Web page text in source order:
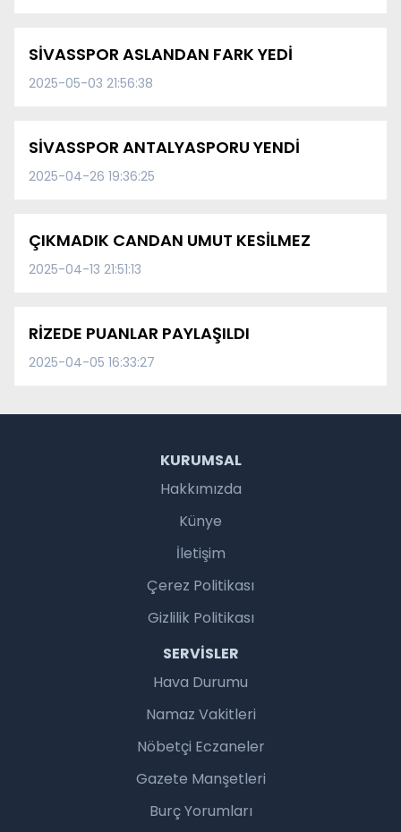
SİVASSPOR ASLANDAN FARK YEDİ
2025-05-03 21:56:38
SİVASSPOR ANTALYASPORU YENDİ
2025-04-26 19:36:25
ÇIKMADIK CANDAN UMUT KESİLMEZ
2025-04-13 21:51:13
RİZEDE PUANLAR PAYLAŞILDI
2025-04-05 16:33:27
KURUMSAL
Hakkımızda
Künye
İletişim
Çerez Politikası
Gizlilik Politikası
SERVISLER
Hava Durumu
Namaz Vakitleri
Nöbetçi Eczaneler
Gazete Manşetleri
Burç Yorumları